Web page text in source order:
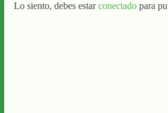
Lo siento, debes estarconectadopara